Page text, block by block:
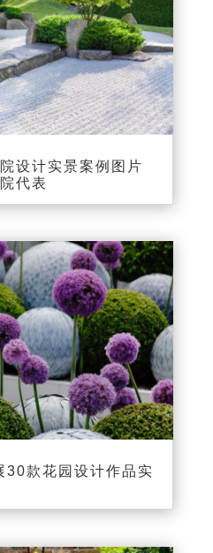
设计实景案例图片
代表
30款花园设计作品实